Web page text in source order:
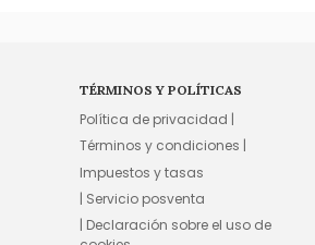
TÉRMINOS Y POLÍTICAS
Política de privacidad |
Términos y condiciones |
Impuestos y tasas
| Servicio posventa
| Declaración sobre el uso de